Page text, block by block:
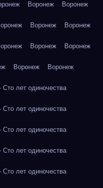
Воронеж Воронеж
Воронеж Воронеж
Воронеж Воронеж
Воронеж Воронеж
лет одиночества
лет одиночества
лет одиночества
лет одиночества
лет одиночества